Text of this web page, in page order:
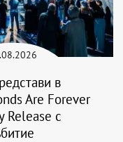
в
Are Forever
Release с